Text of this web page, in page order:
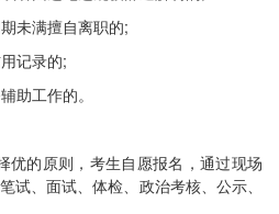
未满擅自离职的;
记录的;
助工作的。
的原则，考生自愿报名，通过现场
试、面试、体检、政治考核、公示、